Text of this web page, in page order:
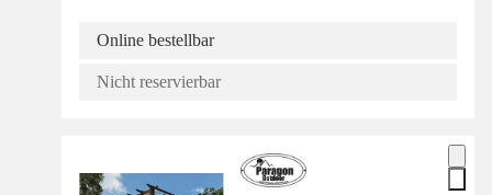
Online bestellbar
Nicht reservierbar